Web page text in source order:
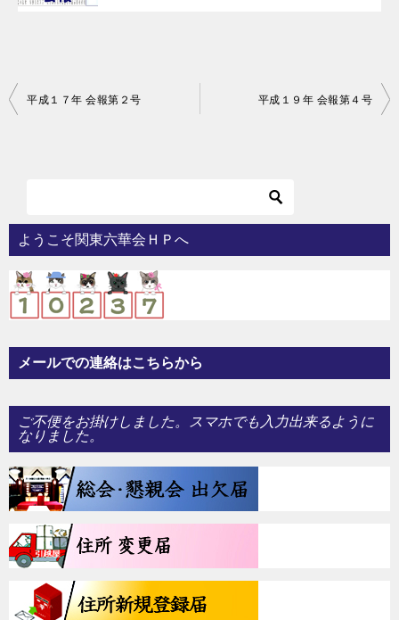
投
ー
シ
ョ
ン
平成１７年 会報第２号 平成１９年 会報第４号
ようこそ関東六華会ＨＰへ
メールでの連絡はこちらから
ご不便をお掛けしました。スマホでも入力出来るように
なりました。